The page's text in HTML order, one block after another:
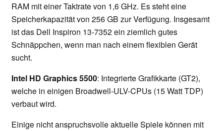
RAM mit einer Taktrate von 1,6 GHz. Es steht eine
Speicherkapazität von 256 GB zur Verfügung. Insgesamt
ist das Dell Inspiron 13-7352 ein ziemlich gutes
Schnäppchen, wenn man nach einem flexiblen Gerät
sucht.
Intel HD Graphics 5500: Integrierte Grafikkarte (GT2),
welche in einigen Broadwell-ULV-CPUs (15 Watt TDP)
verbaut wird.
Einige nicht anspruchsvolle aktuelle Spiele können mit